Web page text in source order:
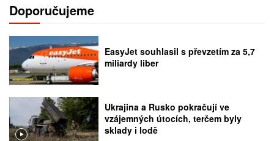
Doporučujeme
EasyJet souhlasil s převzetím za 5,7
miliardy liber
Ukrajina a Rusko pokračují ve
vzájemných útocích, terčem byly
sklady i lodě